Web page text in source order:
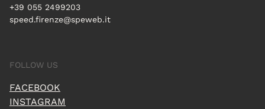
+39 055 2499203
speed.firenze@speweb.it
FOLLOW US
FACEBOOK
INSTAGRAM